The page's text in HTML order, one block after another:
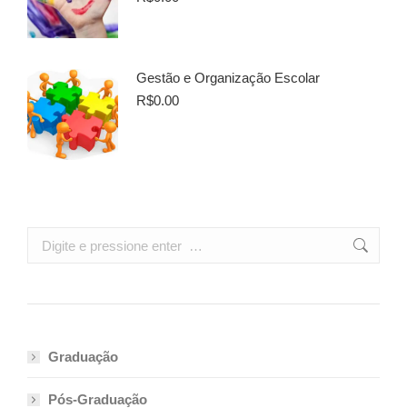
Gestão e Organização Escolar
R$0.00
Search:
Graduação
Pós-Graduação